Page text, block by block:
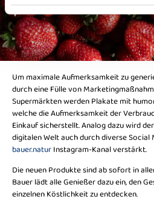
Um maximale Aufmerksamkeit zu
durch eine Fülle von
Supermärkten werden Plakate mit
welche die Aufmerksamkeit der
Einkauf sicherstellt. Analog dazu wird
digitalen Welt auch durch diverse
bauer.naturInstagram-Kanal verstärkt.
Die neuen Produkte sind ab sofort in
Bauer lädt alle Genießer dazu ein, den
einzelnen Köstlichkeit zu entdecken.